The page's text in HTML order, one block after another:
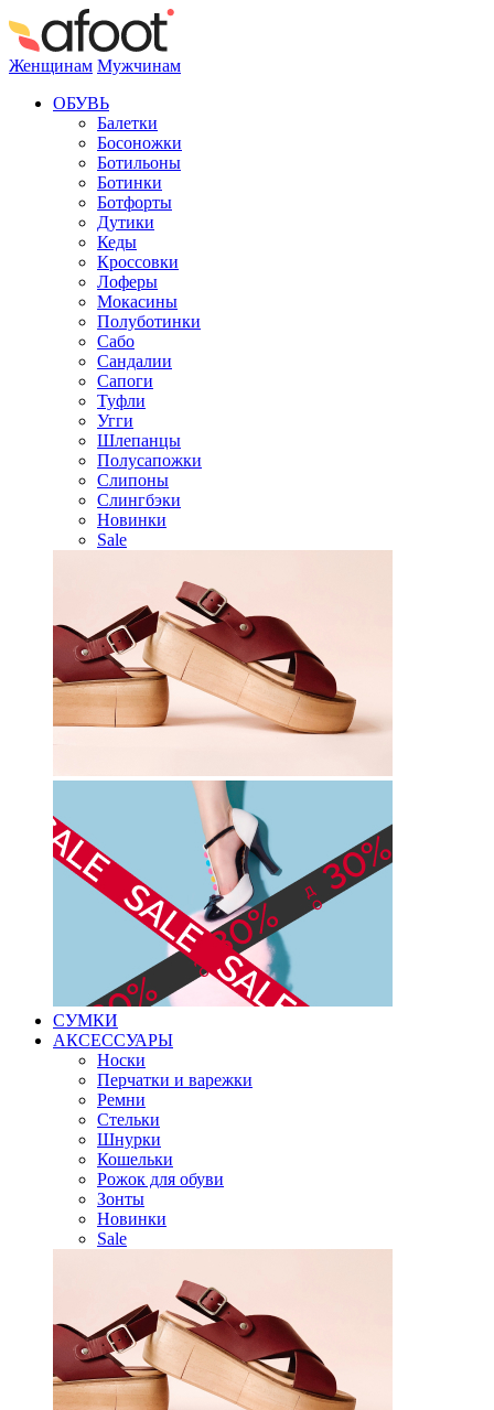
Женщинам Мужчинам
ОБУВЬ
Балетки
Босоножки
Ботильоны
Ботинки
Ботфорты
Дутики
Кеды
Кроссовки
Лоферы
Мокасины
Полуботинки
Сабо
Сандалии
Сапоги
Туфли
Угги
Шлепанцы
Полусапожки
Слипоны
Слингбэки
Новинки
Sale
СУМКИ
АКСЕССУАРЫ
Носки
Перчатки и варежки
Ремни
Стельки
Шнурки
Кошельки
Рожок для обуви
Зонты
Новинки
Sale